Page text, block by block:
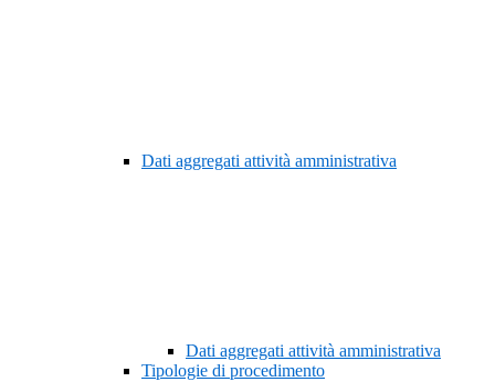
Dati aggregati attività amministrativa
Dati aggregati attività amministrativa
Tipologie di procedimento